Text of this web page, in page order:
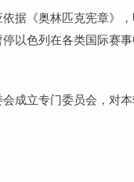
据《奥林匹克宪章》
以色列在各类国际赛事
成立专门委员会，对